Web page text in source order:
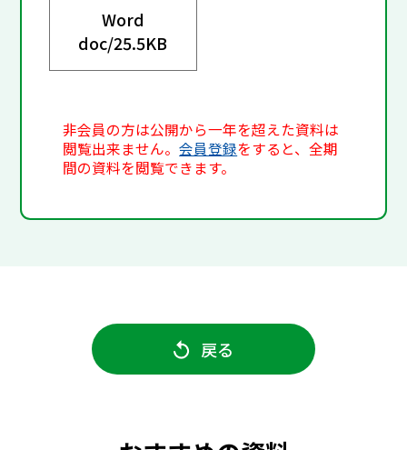
Word
doc/25.5KB
非会員の方は公開から一年を超えた資料は
閲覧出来ません。会員登録をすると、全期
間の資料を閲覧できます。
戻る